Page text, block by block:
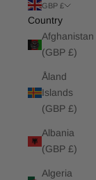
GBP £
Country
Afghanistan
(GBP £)
Åland
Islands
(GBP £)
Albania
(GBP £)
Algeria